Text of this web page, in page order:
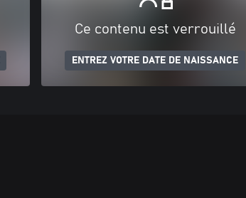
Ce contenu est verrouillé
ENTREZ VOTRE DATE DE NAISSANCE